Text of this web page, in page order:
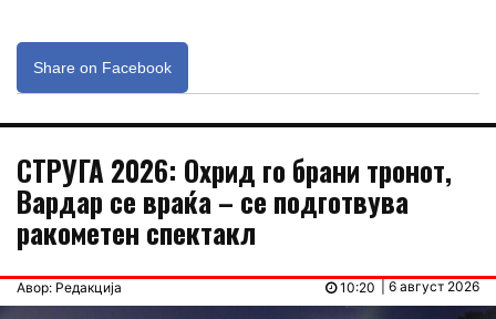
Share on Facebook
СТРУГА 2026: Охрид го брани тронот,
Вардар се враќа – се подготвува
ракометен спектакл
Авор: Редакција | 6 август 2026
10:20